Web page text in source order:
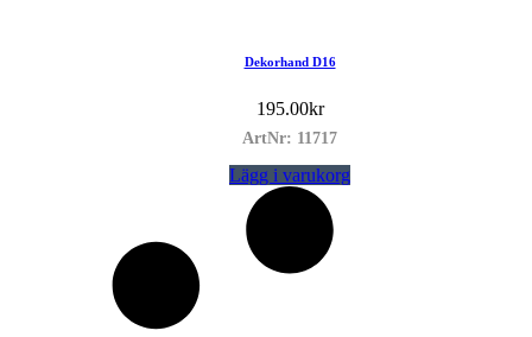
Dekorhand D16
195.00kr
ArtNr: 11717
Lägg i varukorg